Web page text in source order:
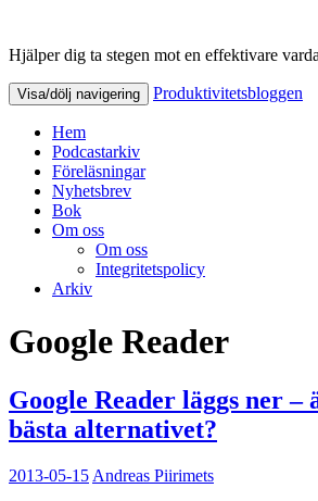
Produktivitetsbloggen
Hjälper dig ta stegen mot en effektivare
Visa/dölj navigering Produktivitetsbloggen
Hem
Podcastarkiv
Föreläsningar
Nyhetsbrev
Bok
Om oss
Om oss
Integritetspolicy
Arkiv
Google Reader
Google Reader läggs ner –
bästa alternativet?
2013-05-15 Andreas Piirimets